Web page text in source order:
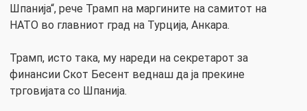
Шпанија“, рече Трамп на маргините на самитот на
НАТО во главниот град на Турција, Анкара.
Трамп, исто така, му нареди на секретарот за
финансии Скот Бесент веднаш да ја прекине
трговијата со Шпанија.